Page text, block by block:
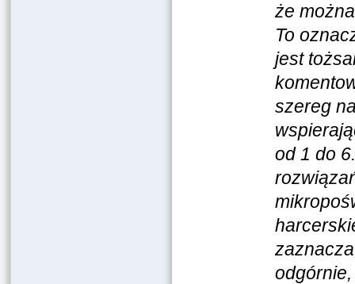
że
To
jest
szereg
od 1 do